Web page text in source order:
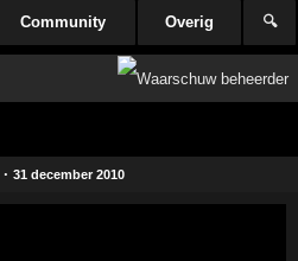
Community Overig 🔍
·31 december 2010